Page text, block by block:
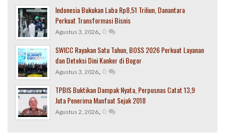
Indonesia Bukukan Laba Rp8,51 Triliun, Danantara
Perkuat Transformasi Bisnis
Agustus 3, 2026, 0
SWICC Rayakan Satu Tahun, BOSS 2026 Perkuat Layanan
dan Deteksi Dini Kanker di Bogor
Agustus 3, 2026, 0
TPBIS Buktikan Dampak Nyata, Perpusnas Catat 13,9
Juta Penerima Manfaat Sejak 2018
Agustus 2, 2026, 0